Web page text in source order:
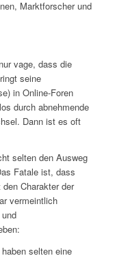
Marktforscher und
vage, dass die
seine
in Online-Foren
durch abnehmende
Dann ist es oft
selten den Ausweg
Fatale ist, dass
Charakter der
vermeintlich
selten eine